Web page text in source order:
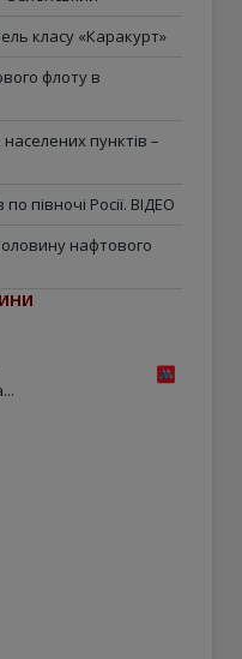
класу «Каракурт»
флоту в
населених пунктів –
півночі Росії. ВІДЕО
нафтового